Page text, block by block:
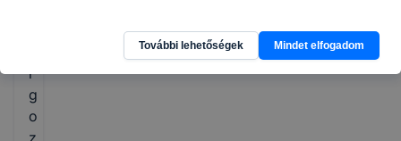
l
g
o
z
További lehetőségek Mindet elfogadom